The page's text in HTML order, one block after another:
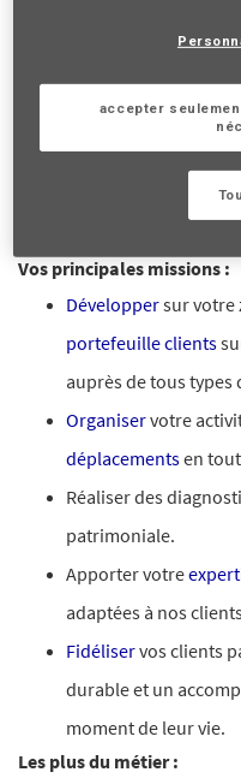
une mission inspirante «
protégeant ce qui compte»
tous les événements
C’est également
tout en
Vos principales missions :
Développersur votre
portefeuille clients
auprès de tous types
Organiservotre
déplacementsen
Réaliser des
patrimoniale.
Apporter votre
adaptées à nos
Fidéliservos clients
durable et un
moment de leur vie.
Les plus du métier :
accepter